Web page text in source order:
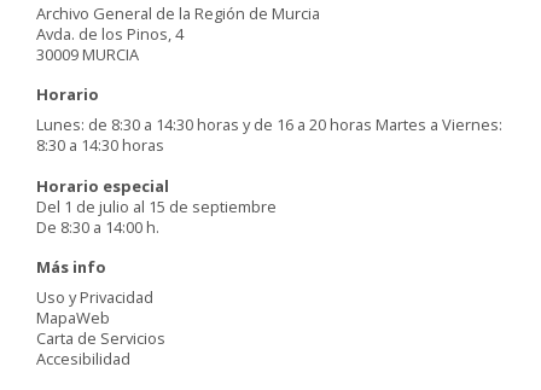
Archivo General de la Región de Murcia
Avda. de los Pinos, 4
30009 MURCIA
Horario
Lunes: de 8:30 a 14:30 horas y de 16 a 20 horas Martes a Viernes:
8:30 a 14:30 horas
Horario especial
Del 1 de julio al 15 de septiembre
De 8:30 a 14:00 h.
Más info
Uso y Privacidad
MapaWeb
Carta de Servicios
Accesibilidad